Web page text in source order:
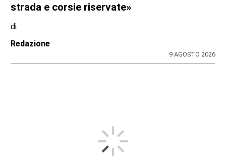
strada e corsie riservate»
di
Redazione
9 AGOSTO 2026